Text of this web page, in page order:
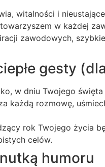
witalności i
towarzyszem w każdej
zawodowych,
gesty
w dniu Twojego
każdą rozmowę,
rok Twojego życia
celów.
humoru